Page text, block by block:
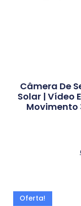
Câmera De
Solar | Vídeo
Movimento
Oferta!